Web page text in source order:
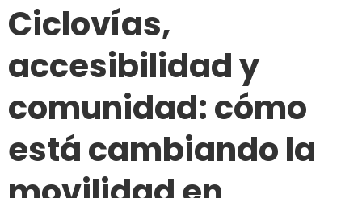
Ciclovías,
accesibilidad y
comunidad: cómo
está cambiando la